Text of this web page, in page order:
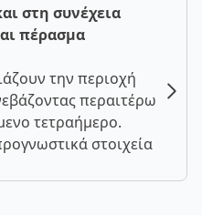
στη συνέχεια
πέρασμα
την περιοχή
περαιτέρω
τετραήμερο.
στοιχεία